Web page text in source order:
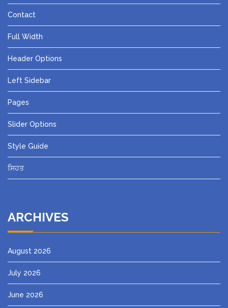
Contact
Full Width
Header Options
Left Sidebar
Pages
Slider Options
Style Guide
ਸਿਹਤ
ARCHIVES
August 2026
July 2026
June 2026